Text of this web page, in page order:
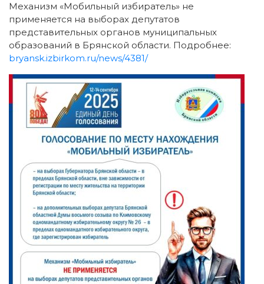
Механизм «Мобильный избиратель» не
применяется на выборах депутатов
представительных органов муниципальных
образований в Брянской области. Подробнее:
bryansk.izbirkom.ru/news/4381/